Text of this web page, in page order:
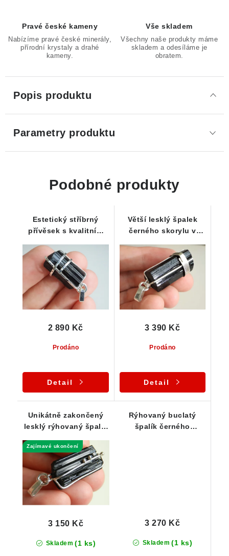
Pravé české kameny
Nabízíme pravé české minerály,
přírodní krystaly a drahé
kameny.
Vše skladem
Všechny naše produkty máme
skladem a odesíláme je
obratem.
Popis produktu
Parametry produktu
Podobné produkty
Estetický stříbrný
přívěsek s kvalitním
turmalínem
Prodáno
2 890 Kč
Detail
Větší lesklý špalek
černého skorylu v
stříbrném přívěsku
Prodáno
3 390 Kč
Detail
Unikátně zakončený
lesklý rýhovaný špalík
přívěsek
Zajímavé ukončení
Skladem (1 ks)
3 150 Kč
Rýhovaný buclatý
špalík černého
Skladem (1 ks)
3 270 Kč